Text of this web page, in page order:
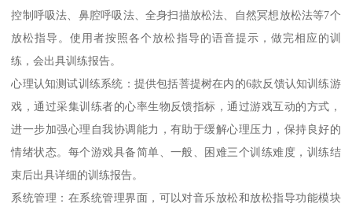
控制呼吸法、鼻腔呼吸法、全身扫描放松法、自然冥想放松法等7个
放松指导。使用者按照各个放松指导的语音提示，做完相应的训
练，会出具训练报告。
心理认知测试训练系统：提供包括菩提树在内的6款反馈认知训练游
戏，通过采集训练者的心率生物反馈指标，通过游戏互动的方式，
进一步加强心理自我协调能力，有助于缓解心理压力，保持良好的
情绪状态。每个游戏具备简单、一般、困难三个训练难度，训练结
束后出具详细的训练报告。
系统管理：在系统管理界面，可以对音乐放松和放松指导功能模块